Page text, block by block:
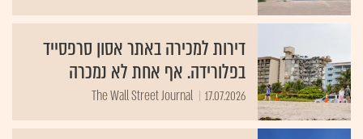
דירות למכירה באתר אסון סרפסייד
בפלורידה. אף אחת לא נמכרה
17.07.2026
The Wall Street Journal